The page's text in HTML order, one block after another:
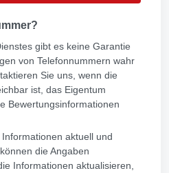
gibt es keine Garantie
von Telefonnummern wahr
Sie uns, wenn die
ist, das Eigentum
Bewertungsinformationen
aktuell und
die Angaben
Informationen aktualisieren,